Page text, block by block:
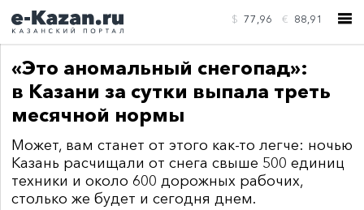
$ 77,96 € 88,91
КОНТАКТЫ
«Это аномальный снегопад»:
в Казани за сутки выпала треть
месячной нормы
Может, вам станет от этого как-то легче: ночью
Казань расчищали от снега свыше 500 единиц
техники и около 600 дорожных рабочих,
столько же будет и сегодня днем.